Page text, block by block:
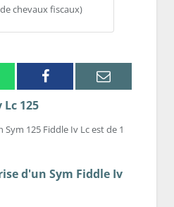
chevaux fiscaux)
Facebook Email
125
125 Fiddle Iv Lc est de 1
d'un Sym Fiddle Iv